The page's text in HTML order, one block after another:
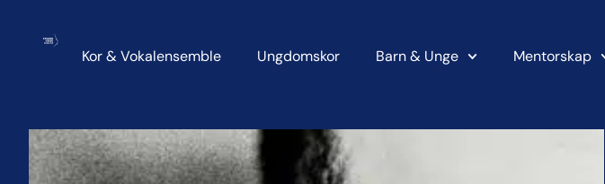
Kor & Vokalensemble Ungdomskor Barn & Unge Mentorskap